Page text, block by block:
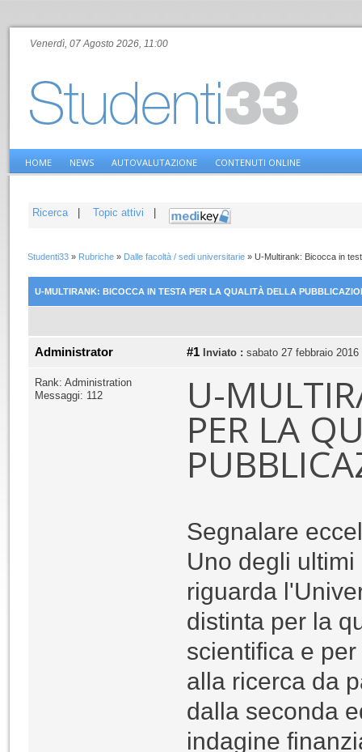
Venerdì, 07 Agosto 2026, 11:00
HOME NEWS AUTOVALUTAZIONE CONTENUTI ONLINE
Ricerca| Topic attivi
Studenti33 » Rubriche » Dalle facoltà / sedi universitarie » U-Multirank: Bicocca in
U-MULTIRANK: BICOCCA IN TESTA PER LA QUALITÀ DELLA
Administrator #1 Inviato : sabato 27 febbraio 2016
Rank: Administration
Messaggi: 112
U-
PER LA
Segnalare
Uno degli
riguarda
distinta per la
scientifica e
alla ricerca da
dalla seconda
indagine